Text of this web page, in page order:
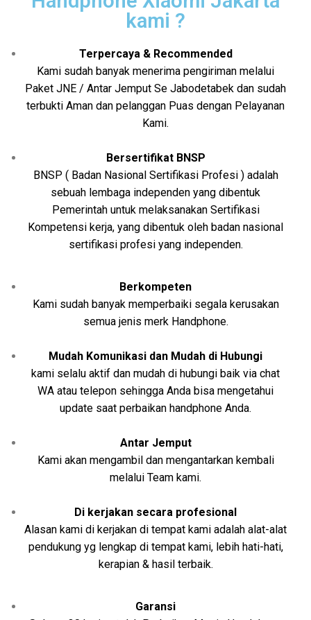
kami ?
Terpercaya & Recommended
Kami sudah banyak menerima pengiriman melalui
Paket JNE / Antar Jemput Se Jabodetabek dan sudah
terbukti Aman dan pelanggan Puas dengan Pelayanan
Kami.
Bersertifikat BNSP
BNSP ( Badan Nasional Sertifikasi Profesi ) adalah
sebuah lembaga independen yang dibentuk
Pemerintah untuk melaksanakan Sertifikasi
Kompetensi kerja, yang dibentuk oleh badan nasional
sertifikasi profesi yang independen.
Berkompeten
Kami sudah banyak memperbaiki segala kerusakan
semua jenis merk Handphone.
Mudah Komunikasi dan Mudah di Hubungi
kami selalu aktif dan mudah di hubungi baik via chat
WA atau telepon sehingga Anda bisa mengetahui
update saat perbaikan handphone Anda.
Antar Jemput
Kami akan mengambil dan mengantarkan kembali
melalui Team kami.
Di kerjakan secara profesional
Alasan kami di kerjakan di tempat kami adalah alat-alat
pendukung yg lengkap di tempat kami, lebih hati-hati,
kerapian & hasil terbaik.
Garansi